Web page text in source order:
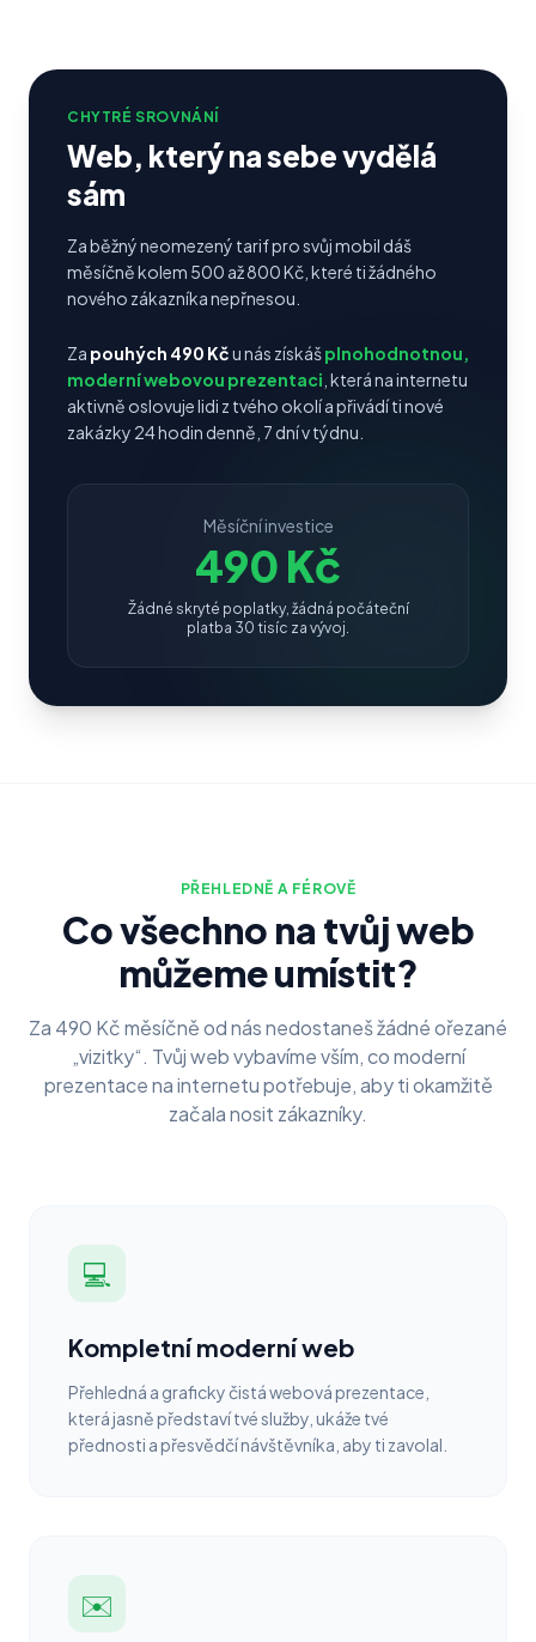
CHYTRÉ SROVNÁNÍ
Web, který na sebe vydělá
sám
Za běžný neomezený tarif pro svůj mobil dáš
měsíčně kolem 500 až 800 Kč, které ti žádného
nového zákazníka nepřnesou.
Za pouhých 490 Kču nás získášplnohodnotnou,
moderní webovou prezentaci , která na internetu
aktivně oslovuje lidi z tvého okolí a přivádí ti nové
zakázky 24 hodin denně, 7 dní v týdnu.
Měsíční investice
490 Kč
Žádné skryté poplatky, žádná počáteční
platba 30 tisíc za vývoj.
PŘEHLEDNĚ A FÉROVĚ
Co všechno na tvůj web
můžeme umístit?
Za 490 Kč měsíčně od nás nedostaneš žádné ořezané
„vizitky“. Tvůj web vybavíme vším, co moderní
prezentace na internetu potřebuje, aby ti okamžitě
začala nosit zákazníky.
💻
Kompletní moderní web
Přehledná a graficky čistá webová prezentace,
která jasně představí tvé služby, ukáže tvé
přednosti a přesvědčí návštěvníka, aby ti zavolal.
✉️